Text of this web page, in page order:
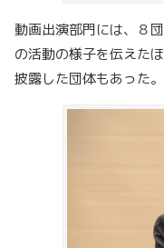
動画出演部門には、８
の活動の様子を伝えた
披露した団体もあった。